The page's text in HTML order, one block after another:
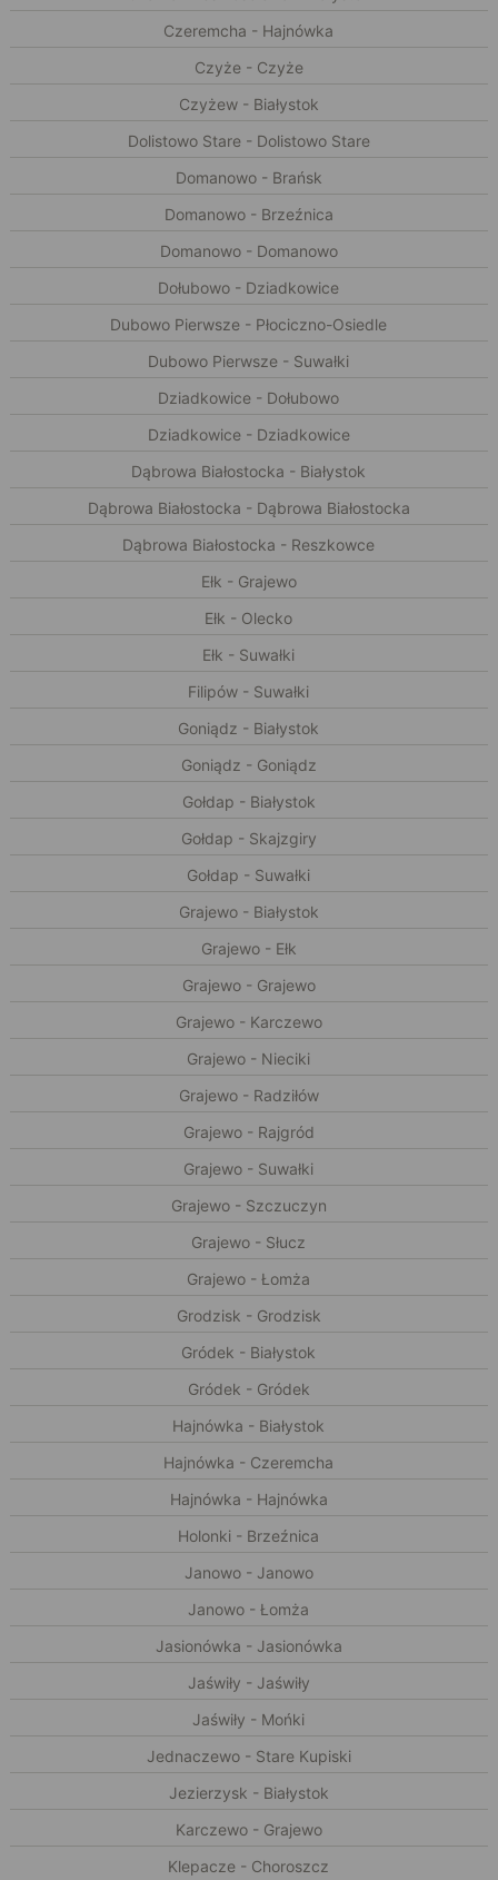
Czeremcha - Hajnówka
Czyże - Czyże
Czyżew - Białystok
Dolistowo Stare - Dolistowo Stare
Domanowo - Brańsk
Domanowo - Brzeźnica
Domanowo - Domanowo
Dołubowo - Dziadkowice
Dubowo Pierwsze - Płociczno-Osiedle
Dubowo Pierwsze - Suwałki
Dziadkowice - Dołubowo
Dziadkowice - Dziadkowice
Dąbrowa Białostocka - Białystok
Dąbrowa Białostocka - Dąbrowa Białostocka
Dąbrowa Białostocka - Reszkowce
Ełk - Grajewo
Ełk - Olecko
Ełk - Suwałki
Filipów - Suwałki
Goniądz - Białystok
Goniądz - Goniądz
Gołdap - Białystok
Gołdap - Skajzgiry
Gołdap - Suwałki
Grajewo - Białystok
Grajewo - Ełk
Grajewo - Grajewo
Grajewo - Karczewo
Grajewo - Nieciki
Grajewo - Radziłów
Grajewo - Rajgród
Grajewo - Suwałki
Grajewo - Szczuczyn
Grajewo - Słucz
Grajewo - Łomża
Grodzisk - Grodzisk
Gródek - Białystok
Gródek - Gródek
Hajnówka - Białystok
Hajnówka - Czeremcha
Hajnówka - Hajnówka
Holonki - Brzeźnica
Janowo - Janowo
Janowo - Łomża
Jasionówka - Jasionówka
Jaświły - Jaświły
Jaświły - Mońki
Jednaczewo - Stare Kupiski
Jezierzysk - Białystok
Karczewo - Grajewo
Klepacze - Choroszcz